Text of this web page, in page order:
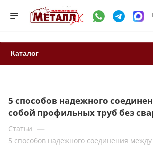
Каталог
5 способов надежного
собой профильных труб без
Статьи —
5 способов надежного соединения